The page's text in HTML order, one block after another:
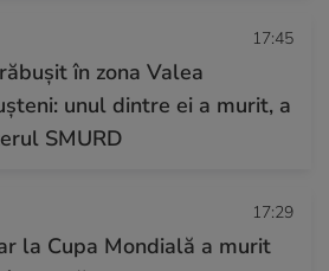
17:45
în zona Valea
unul dintre ei a murit, a
SMURD
17:29
la Cupa Mondială a murit